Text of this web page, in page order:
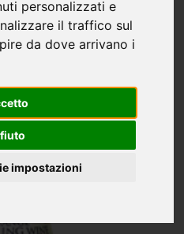
personalizzati e
il traffico sul
da dove arrivano i
impostazioni